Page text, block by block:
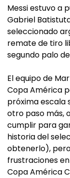
Messi estuvo a
Gabriel
seleccionado
remate de tiro
segundo palo
El equipo de
Copa América
próxima escala
otro paso más,
cumplir para
historia del
obtenerlo),
frustraciones en
Copa América